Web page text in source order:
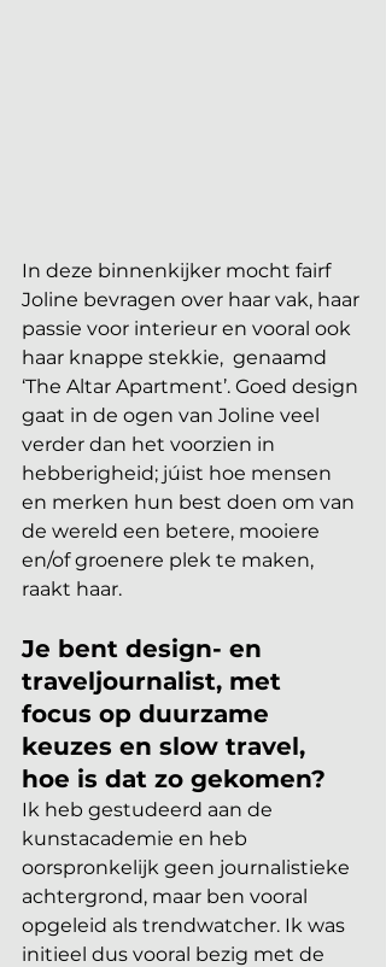
In deze binnenkijker mocht fairf
Joline bevragen over haar vak, haar
passie voor interieur en vooral ook
haar knappe stekkie,  genaamd
‘The Altar Apartment’. Goed design
gaat in de ogen van Joline veel
verder dan het voorzien in
hebberigheid; júist hoe mensen
en merken hun best doen om van
de wereld een betere, mooiere
en/of groenere plek te maken,
raakt haar.
Je bent design- en
traveljournalist, met
focus op duurzame
keuzes en slow travel,
hoe is dat zo gekomen?
Ik heb gestudeerd aan de
kunstacademie en heb
oorspronkelijk geen journalistieke
achtergrond, maar ben vooral
opgeleid als trendwatcher. Ik was
initieel dus vooral bezig met de